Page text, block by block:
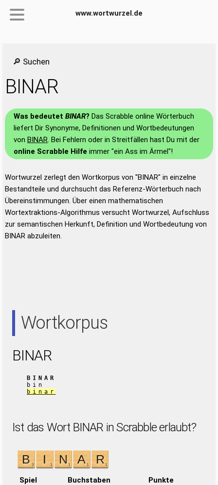
www.wortwurzel.de
🔎 Suchen
BINAR
Was bedeutet BINAR? Das Scrabble online Wörterbuch
liefert Dir Synonyme, Definitionen und Wortbedeutungen
von BINAR. Bei Fehlern oder in Streitfällen hast Du mit der
online Scrabble Hilfe immer "ein Ass im Ärmel"!
Wortwurzel zerlegt den Wortkorpus von "BINAR" in einzelne
Bestandteile und durchsucht das Referenz-Wörterbuch nach
Übereinstimmungen. Über einen mathematischen
Wortextraktions-Algorithmus versucht Wortwurzel, Aufschluss
zur semantischen Herkunft, Definition und Wortbedeutung von
BINAR abzuleiten.
Wortkorpus
BINAR
BINAR
bin
binar
Ist das Wort BINAR in Scrabble erlaubt?
Spiel Buchstaben Punkte